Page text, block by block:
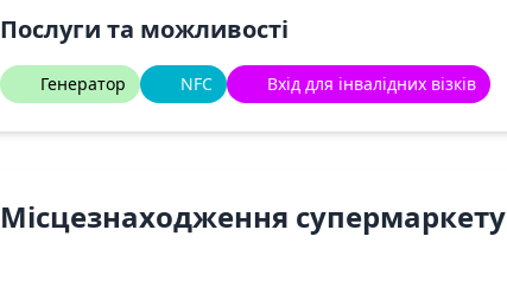
Послуги та можливості
Генератор NFC Вхід для інвалідних візків
Місцезнаходження супермаркету